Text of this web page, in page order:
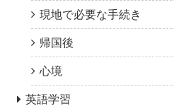
現地で必要な手続き
帰国後
心境
英語学習